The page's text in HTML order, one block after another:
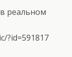
реальном
?id=591817